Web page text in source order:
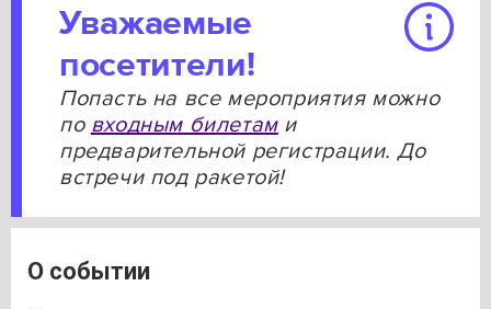
Уважаемые
посетители!
Попасть на все мероприятия можно
по входным билетами
предварительной регистрации. До
встречи под ракетой!
О событии